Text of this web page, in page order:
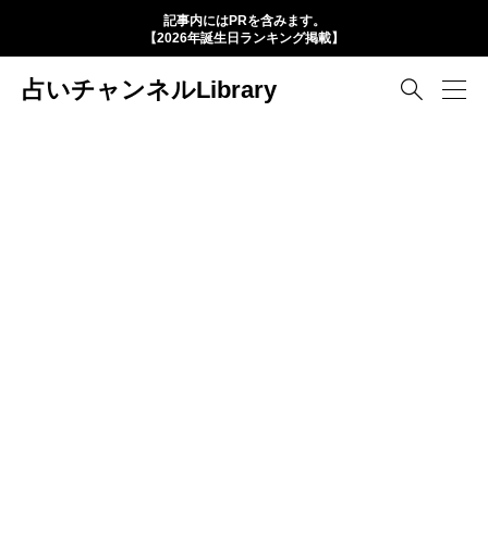
記事内にはPRを含みます。
【2026年誕生日ランキング掲載】
占いチャンネルLibrary 